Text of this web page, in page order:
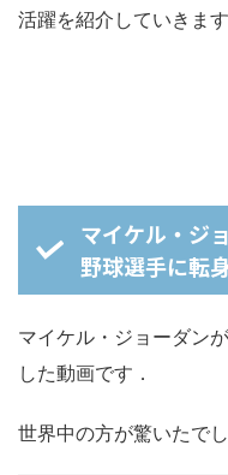
活躍を紹介していきます
マイケル・ジ
野球選手に転
マイケル・ジョーダン
した動画です．
世界中の方が驚いたで